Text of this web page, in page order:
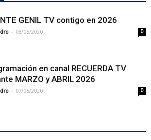
GENIL TV contigo en 2026
- 08/05/2020 0
en canal RECUERDA TV
MARZO y ABRIL 2026
- 07/05/2020 0